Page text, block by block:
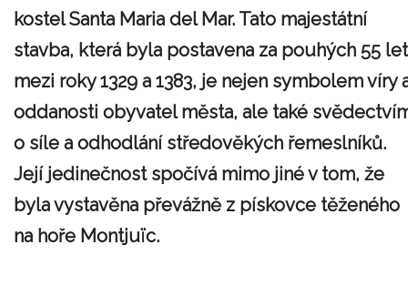
kostel Santa Maria del Mar. Tato majestátní
stavba, která byla postavena za pouhých 55 let
mezi roky 1329 a 1383, je nejen symbolem víry
oddanosti obyvatel města, ale také
o síle a odhodlání středověkých řemeslníků.
Její jedinečnost spočívá mimo jiné v tom, že
byla vystavěna převážně z pískovce těženého
na hoře Montjuïc.